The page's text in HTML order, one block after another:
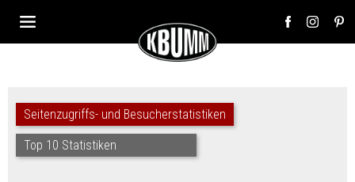
Seitenzugriffs- und Besucherstatistiken
Top 10 Statistiken